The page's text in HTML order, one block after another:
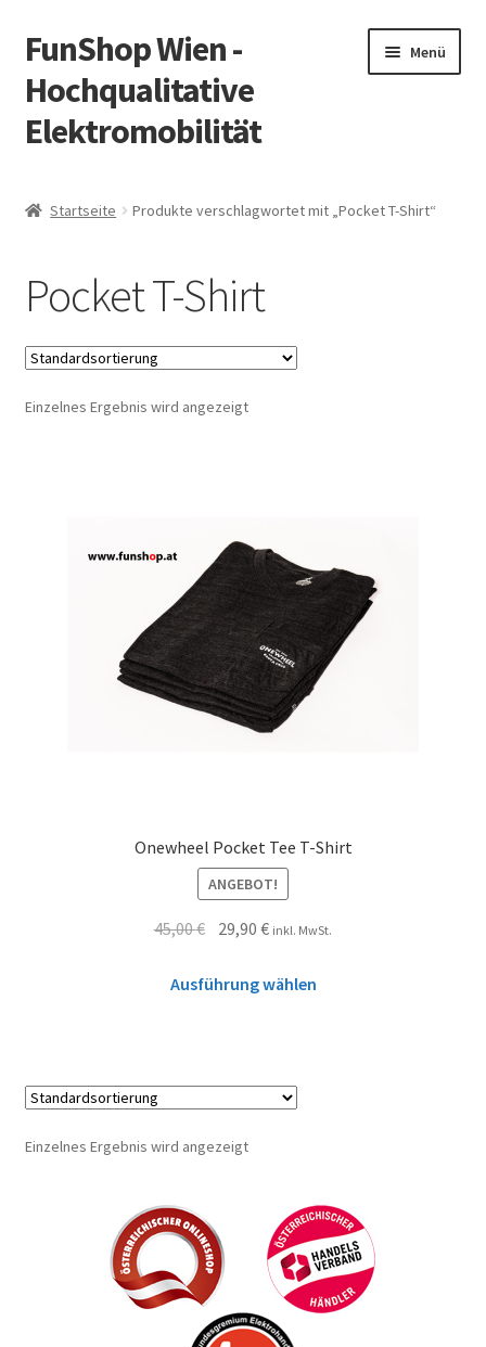
Zur
Navigation
springen
Zum
Inhalt
springen
FunShop Wien -
Hochqualitative
Elektromobilität
Menü
öffnen
Vorsicht Internetbetrug
Über FunShop
Impressum
Startseite Produkte verschlagwortet mit „Pocket T-Shirt“
Pocket T-Shirt
Einzelnes Ergebnis wird angezeigt
Onewheel Pocket Tee T-Shirt
ANGEBOT!
45,00€ 29,90€ inkl. MwSt.
Ausführung wählen
Einzelnes Ergebnis wird angezeigt